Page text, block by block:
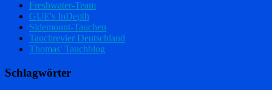
Freshwater-Team
GUE's InDepth
Sidemount-Tauchen
Tauchrevier Deutschland
Thomas' Tauchblog
Schlagwörter